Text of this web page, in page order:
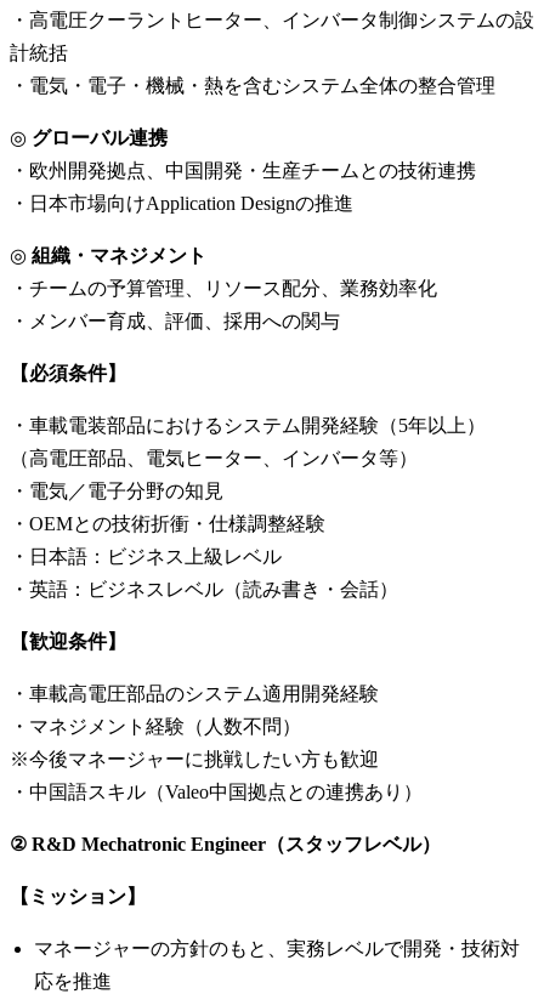
・高電圧クーラントヒーター、インバータ制御システムの設
計統括
・電気・電子・機械・熱を含むシステム全体の整合管理
◎ グローバル連携
・欧州開発拠点、中国開発・生産チームとの技術連携
・日本市場向けApplication Designの推進
◎ 組織・マネジメント
・チームの予算管理、リソース配分、業務効率化
・メンバー育成、評価、採用への関与
【必須条件】
・車載電装部品におけるシステム開発経験（5年以上）
（高電圧部品、電気ヒーター、インバータ等）
・電気／電子分野の知見
・OEMとの技術折衝・仕様調整経験
・日本語：ビジネス上級レベル
・英語：ビジネスレベル（読み書き・会話）
【歓迎条件】
・車載高電圧部品のシステム適用開発経験
・マネジメント経験（人数不問）
※今後マネージャーに挑戦したい方も歓迎
・中国語スキル（Valeo中国拠点との連携あり）
② R&D Mechatronic Engineer（スタッフレベル）
【ミッション】
マネージャーの方針のもと、実務レベルで開発・技術対
応を推進